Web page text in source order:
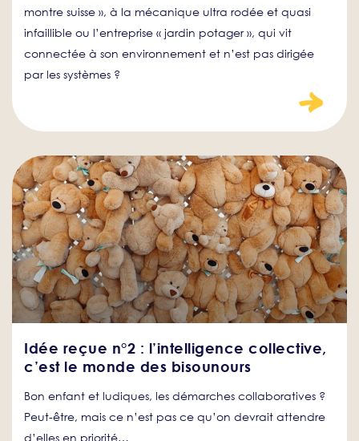
montre suisse », à la mécanique ultra rodée et quasi
infaillible ou l’entreprise « jardin potager », qui vit
connectée à son environnement et n’est pas dirigée
par les systèmes ?
Idée reçue n°2 : l’intelligence collective,
c’est le monde des bisounours
Bon enfant et ludiques, les démarches collaboratives ?
Peut-être, mais ce n’est pas ce qu’on devrait attendre
d’elles en priorité…